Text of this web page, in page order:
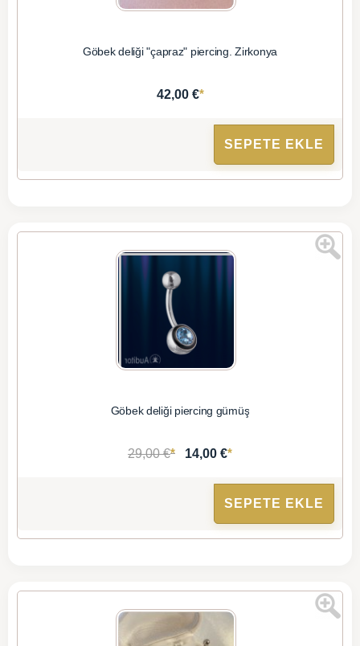
Göbek deliği "çapraz" piercing. Zirkonya
42,00 €*
SEPETE EKLE
Göbek deliği piercing gümüş
29,00 €* 14,00 €*
SEPETE EKLE